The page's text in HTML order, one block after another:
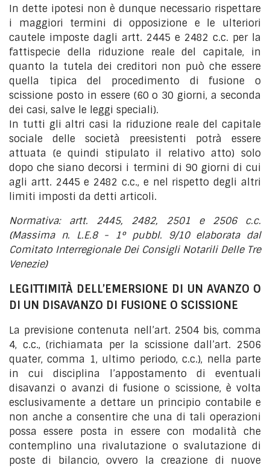
In dette ipotesi non è dunque necessario rispettare
i maggiori termini di opposizione e le ulteriori
cautele imposte dagli artt. 2445 e 2482 c.c. per la
fattispecie della riduzione reale del capitale, in
quanto la tutela dei creditori non può che essere
quella tipica del procedimento di fusione o
scissione posto in essere (60 o 30 giorni, a seconda
dei casi, salve le leggi speciali).
In tutti gli altri casi la riduzione reale del capitale
sociale delle società preesistenti potrà essere
attuata (e quindi stipulato il relativo atto) solo
dopo che siano decorsi i termini di 90 giorni di cui
agli artt. 2445 e 2482 c.c., e nel rispetto degli altri
limiti imposti da detti articoli.
Normativa: artt. 2445, 2482, 2501 e 2506 c.c.
(Massima n. L.E.8 - 1° pubbl. 9/10 elaborata dal
Comitato Interregionale Dei Consigli Notarili Delle Tre
Venezie)
LEGITTIMITÀ DELL’EMERSIONE DI UN AVANZO O
DI UN DISAVANZO DI FUSIONE O SCISSIONE
La previsione contenuta nell’art. 2504 bis, comma
4, c.c., (richiamata per la scissione dall’art. 2506
quater, comma 1, ultimo periodo, c.c.), nella parte
in cui disciplina l’appostamento di eventuali
disavanzi o avanzi di fusione o scissione, è volta
esclusivamente a dettare un principio contabile e
non anche a consentire che una di tali operazioni
possa essere posta in essere con modalità che
contemplino una rivalutazione o svalutazione di
poste di bilancio, ovvero la creazione di nuove